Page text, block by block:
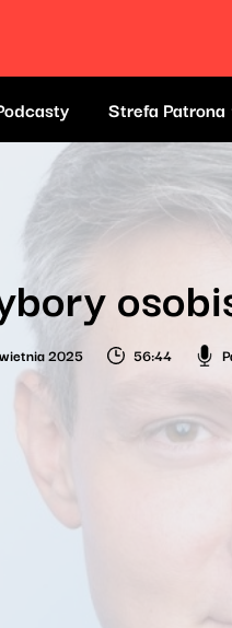
Strefa Patrona
2025 56:44